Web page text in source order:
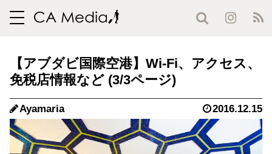
toggle
【アブダビ国際空港】Wi-Fi、アクセス、
免税店情報など (3/3ページ)
Ayamaria 2016.12.15